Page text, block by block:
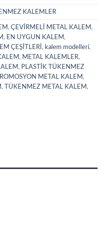
KALEMLER
, ÇEVİRMELİ METAL KALEM ,
, EN UYGUN KALEM ,
ÇEŞİTLERİ , kalem modelleri,
, METAL KALEMLER,
, PLASTİK TÜKENMEZ
METAL KALEM ,
, TÜKENMEZ METAL KALEM ,